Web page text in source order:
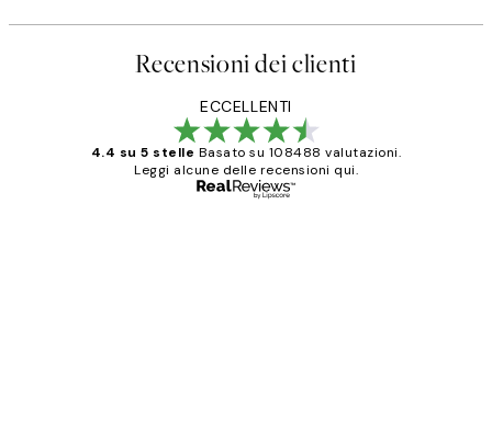
Recensioni dei clienti
ECCELLENTI
4.4 su 5 stelle Basato su 108488 valutazioni.
Leggi alcune delle recensioni qui.